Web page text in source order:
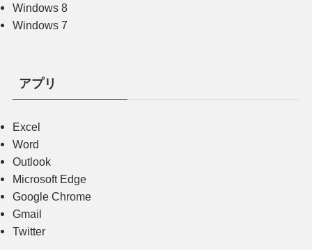
Windows 8
Windows 7
アプリ
Excel
Word
Outlook
Microsoft Edge
Google Chrome
Gmail
Twitter